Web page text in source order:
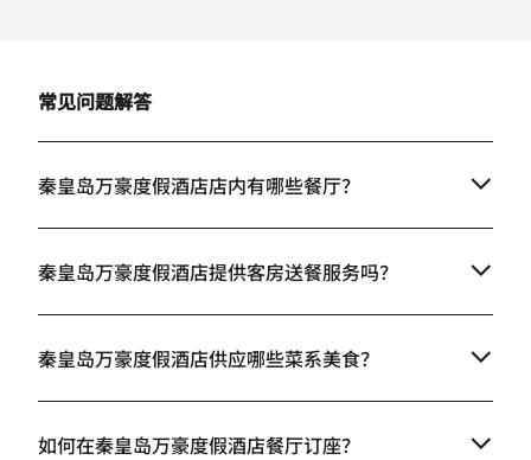
常见问题解答
秦皇岛万豪度假酒店店内有哪些餐厅？
秦皇岛万豪度假酒店提供客房送餐服务吗？
秦皇岛万豪度假酒店供应哪些菜系美食？
如何在秦皇岛万豪度假酒店餐厅订座？